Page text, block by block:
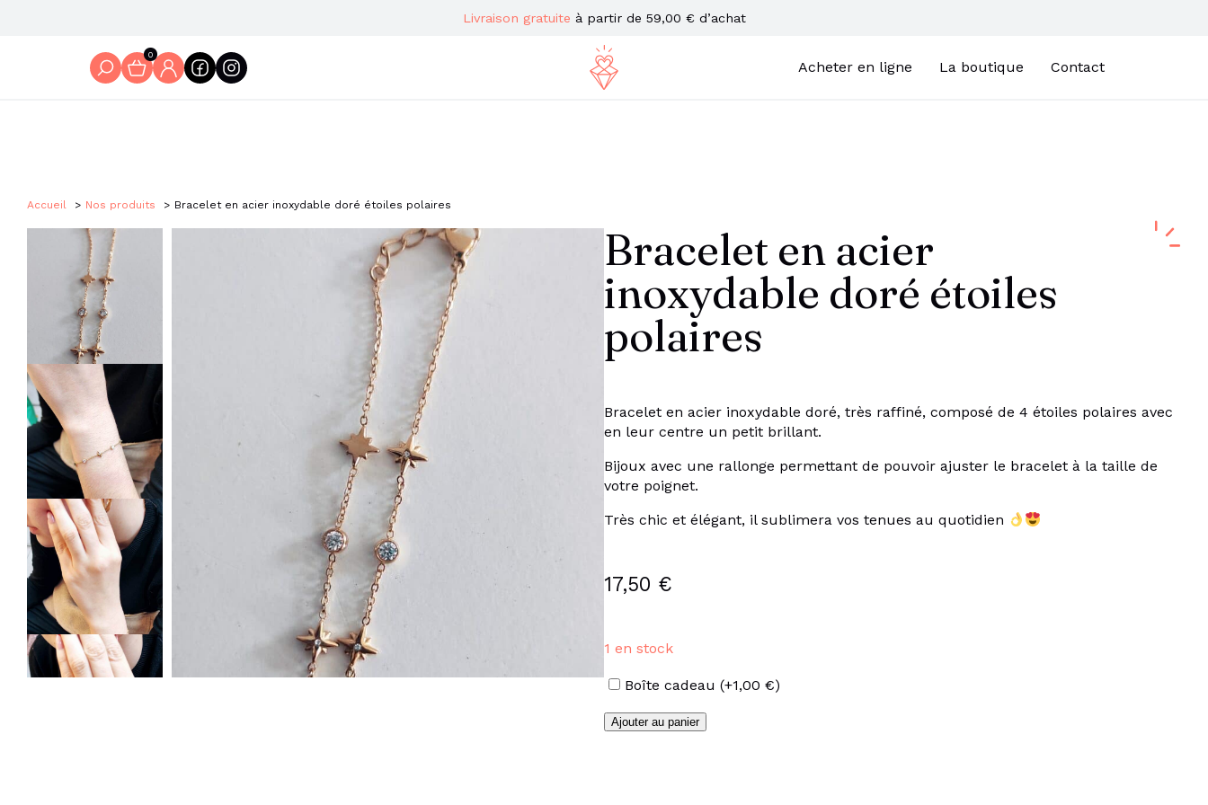
Livraison gratuite à partir de 59,00 € d’achat
0
Acheter en ligne La boutique Contact
Accueil Nos produits Bracelet en acier inoxydable doré étoiles polaires
Bracelet en acier
inoxydable doré étoiles
polaires
Bracelet en acier inoxydable doré, très raffiné, composé de 4 étoiles polaires avec
en leur centre un petit brillant.
Bijoux avec une rallonge permettant de pouvoir ajuster le bracelet à la taille de
votre poignet.
Très chic et élégant, il sublimera vos tenues au quotidien
17,50 €
1 en stock
Options
Boîte cadeau (+1,00 €)
quantité
Ajouter au panier